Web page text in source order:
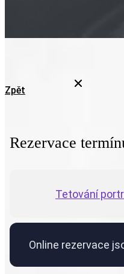
Zpět
Rezervace
Tetování
Online rezervace